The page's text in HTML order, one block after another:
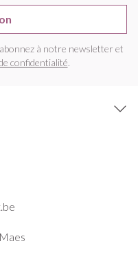
à notre newsletter et
confidentialité.